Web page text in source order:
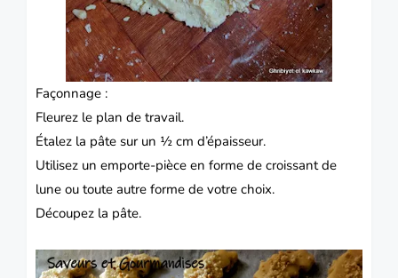
Façonnage :
Fleurez le plan de travail.
Étalez la pâte sur un ½ cm d’épaisseur.
Utilisez un emporte-pièce en forme de croissant de
lune ou toute autre forme de votre choix.
Découpez la pâte.